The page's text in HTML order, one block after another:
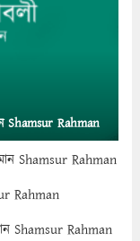
Shamsur Rahman
Shamsur Rahman
Rahman
Shamsur Rahman